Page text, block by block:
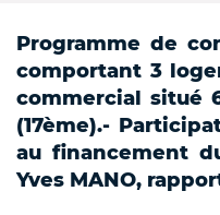
Programme de
comportant 3
commercial situé
(17ème).-
au financement
Yves MANO,